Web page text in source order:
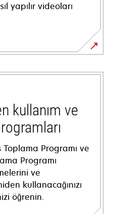
yapılır videoları
kullanım ve
Programı ve
Programı
ve
kullanacağınızı
öğrenin.